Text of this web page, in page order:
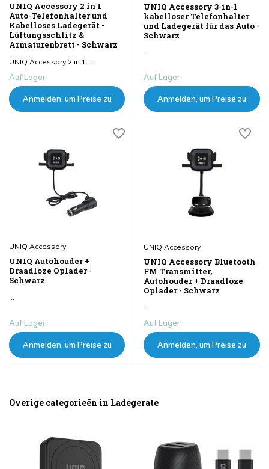
UNIQ Accessory 2 in 1
Auto-Telefonhalter und
Kabelloses Ladegerät -
Lüftungsschlitz &
Armaturenbrett - Schwarz
UNIQ Accessory 2 in 1 ...
Auf Lager
Anmelden, um Preise zu
UNIQ Accessory 3-in-1
kabelloser Telefonhalter
und Ladegerät für das Auto -
Schwarz
...
Auf Lager
Anmelden, um Preise zu
UNIQ Accessory
UNIQ Autohouder +
Draadloze Oplader -
Schwarz
Auf Lager
Anmelden, um Preise zu
UNIQ Accessory
UNIQ Accessory Bluetooth
FM Transmitter,
Autohouder + Draadloze
Oplader - Schwarz
Auf Lager
Anmelden, um Preise zu
Overige categorieën in Ladegerate